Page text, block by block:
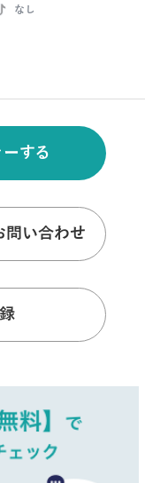
なし
する
問い合わせ